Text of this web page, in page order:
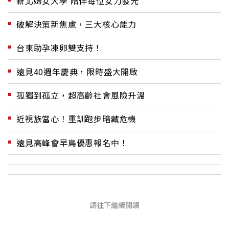
破解決策新焦慮，三大核心能力
台東助孕凍卵雙支持！
遠見40週年慶典，限時盛大開啟
孤獨到孤立，超高齡社會風險升溫
近視族當心！重訓跑步暗藏危機
遠見高峰會早鳥優惠報名中！
請往下繼續閱讀